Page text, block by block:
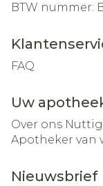
BTW nummer:
FAQ
Uw
Over ons
Apotheker van
Nieuwsbrief